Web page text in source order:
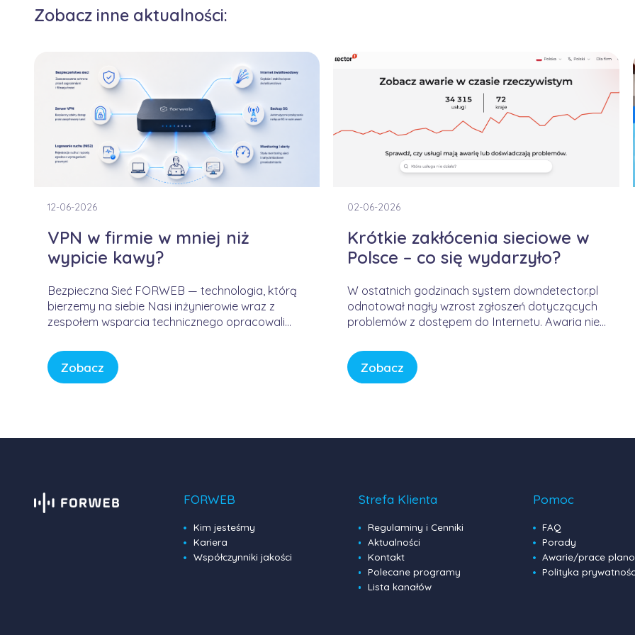
Zobacz inne aktualności:
12-06-2026
VPN w firmie w mniej niż
wypicie kawy?
Bezpieczna Sieć FORWEB — technologia, którą
bierzemy na siebie Nasi inżynierowie wraz z
zespołem wsparcia technicznego opracowali
sposób bezpieczny, wygodny i przewidywalny.
Bez samodzielnego konfigurowania
skomplikowanych urządzeń, bez studiowania
Zobacz
02-06-2026
Krótkie zakłócenia sieciowe w
Polsce – co się wydarzyło?
W ostatnich godzinach system downdetector.pl
odnotował nagły wzrost zgłoszeń dotyczących
problemów z dostępem do Internetu. Awaria nie
FORWEB, lecz wynikała z przejściowego błędu w
globalnej infrastrukturze trasowania danych.
Internet przypomina sieć autostrad – gdy na
Zobacz
FORWEB
Kim jesteśmy
Kariera
Współczynniki jakości
Strefa Klienta
Regulaminy i Cenniki
Aktualności
Kontakt
Polecane programy
Lista kanałów
Pomoc
FAQ
Porady
Awarie/prace
Polityka